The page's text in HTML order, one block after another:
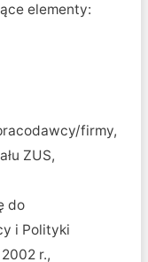
elementy:
firmy,
ZUS,
do
i Polityki
r.,